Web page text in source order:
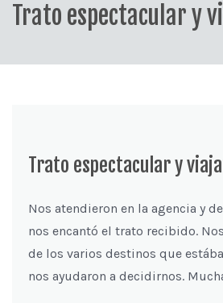
Trato espectacular y
Trato espectacular y
Nos atendieron en la agencia y
nos encantó el trato recibido.
de los varios destinos que
nos ayudaron a decidirnos.